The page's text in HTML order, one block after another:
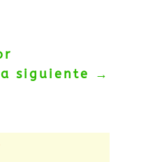
siguiente
→